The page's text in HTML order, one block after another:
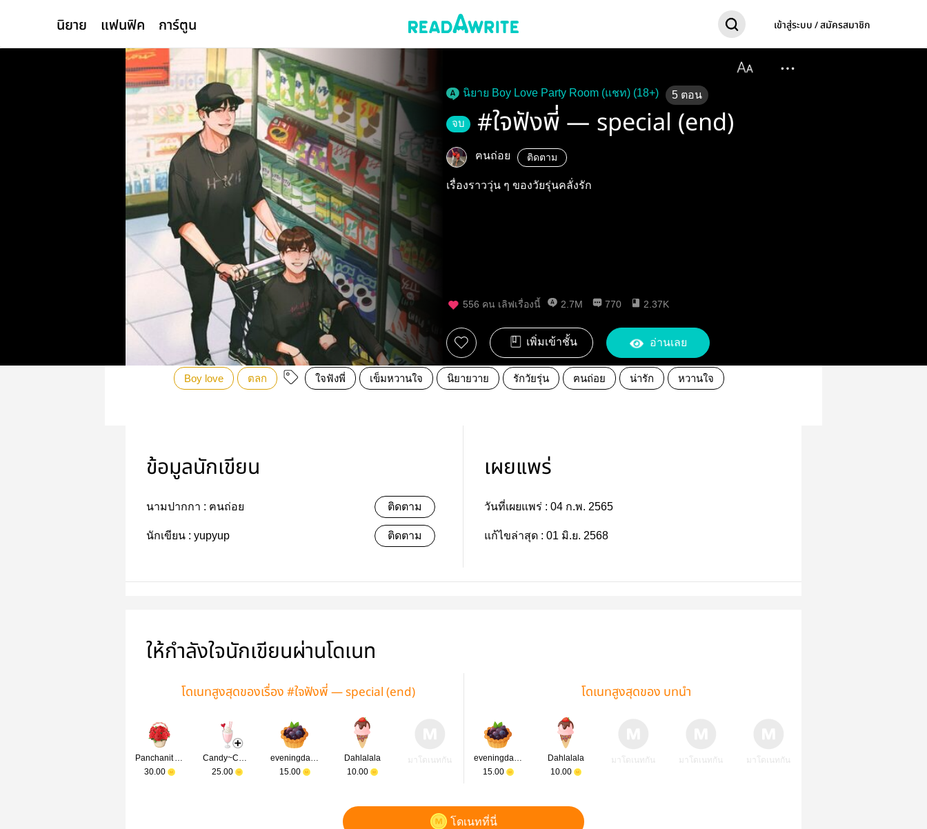
นิยาย แฟนฟิค การ์ตูน เข้าสู่ระบบ / สมัครสมาชิก
นิยาย Boy Love Party Room (แชท) (18+) 5 ตอน
จบ #ใจฟังพี่ — special (end)
ฅนถ่อย ติดตาม
เรื่องราววุ่น ๆ ของวัยรุ่นคลั่งรัก
556 คน เลิฟเรื่องนี้ 2.7M 770 2.37K
เพิ่มเข้าชั้น อ่านเลย
Boy love ตลก ใจฟังพี่ เข็มหวานใจ นิยายวาย รักวัยรุ่น ฅนถ่อย น่ารัก หวานใจ
ข้อมูลนักเขียน
นามปากกา : ฅนถ่อย ติดตาม
นักเขียน : yupyup ติดตาม
เผยแพร่
วันที่เผยแพร่ : 04 ก.พ. 2565
แก้ไขล่าสุด : 01 มิ.ย. 2568
ให้กำลังใจนักเขียนผ่านโดเนท
โดเนทสูงสุดของเรื่อง #ใจฟังพี่ — special (end)
Panchanit Amphaiphat
30.00
Candy~Candy
25.00
eveningdaisy
15.00
Dahlalala
10.00
มาโดเนทกัน
โดเนทสูงสุดของ บทนำ
eveningdaisy
15.00
Dahlalala
10.00
มาโดเนทกัน มาโดเนทกัน มาโดเนทกัน
โดเนทที่นี่